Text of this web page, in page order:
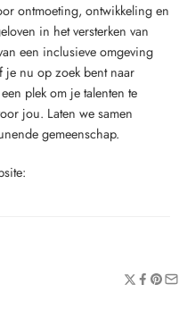
ontmoeting, ontwikkeling en
in het versterken van
een inclusieve omgeving
je nu op zoek bent naar
plek om je talenten te
jou. Laten we samen
gemeenschap.